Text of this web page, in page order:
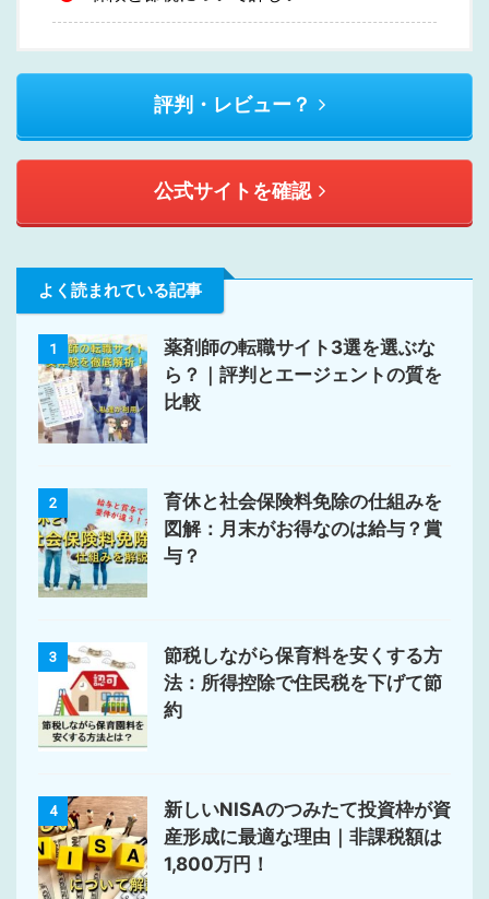
評判・レビュー？
公式サイトを確認
よく読まれている記事
1
薬剤師の転職サイト3選を選ぶな
ら？｜評判とエージェントの質を
比較
2
育休と社会保険料免除の仕組みを
図解：月末がお得なのは給与？賞
与？
3
節税しながら保育料を安くする方
法：所得控除で住民税を下げて節
約
4
新しいNISAのつみたて投資枠が資
産形成に最適な理由｜非課税額は
1,800万円！